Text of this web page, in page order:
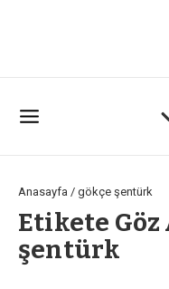
Anasayfa / gökçe şentürk
Etikete Göz
şentürk